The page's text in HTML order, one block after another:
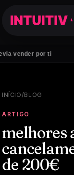
ti ·
INÍCIO/BLOG
ARTIGO
melhores
de 200€